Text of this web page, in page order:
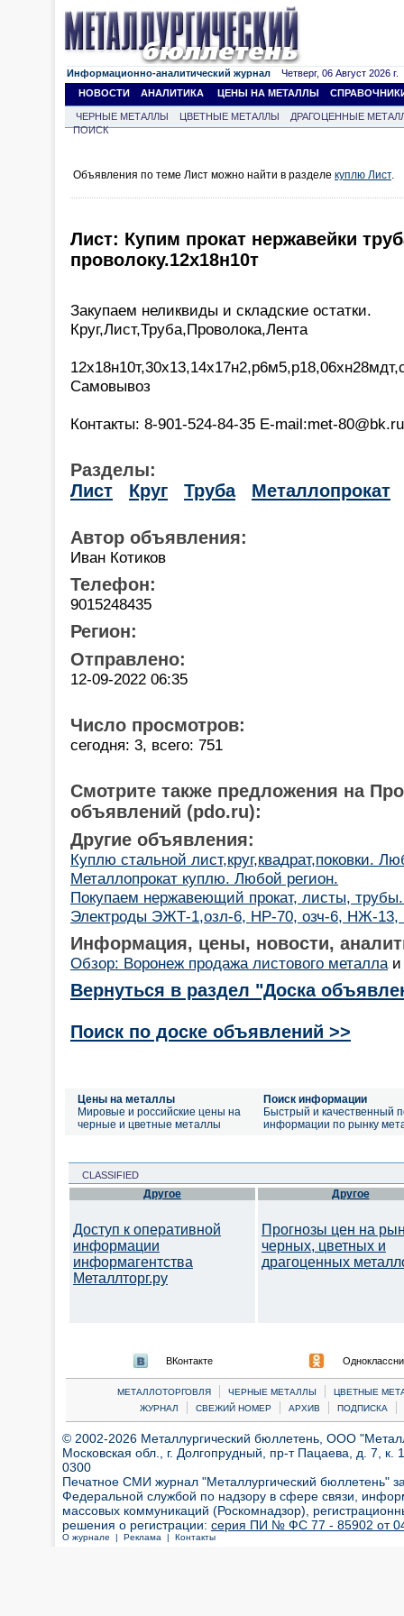
Информационно-аналитический журнал Четверг, 06 Август 2026 г.
НОВОСТИ
АНАЛИТИКА ЦЕНЫ НА МЕТАЛЛЫ
ЧЕРНЫЕ МЕТАЛЛЫ ЦВЕТНЫЕ МЕТАЛЛЫ
ДРАГОЦЕННЫЕ
ПОИСК
Объявления по теме Лист можно найти в разделе куплю Лист.
Лист: Купим прокат нержавейки
проволоку.12х18н10т
Закупаем неликвиды и складские остатки.
Круг,Лист,Труба,Проволока,Лента
Самовывоз
Контакты: 8-901-524-84-35 E-mail:met-80@bk.ru
Разделы:
Лист
Круг Труба Металлопрокат
Автор объявления:
Иван Котиков
Телефон:
9015248435
Регион:
Отправлено:
12-09-2022 06:35
Число просмотров:
сегодня: 3, всего: 751
Смотрите также предложения на
объявлений (pdo.ru):
Другие объявления:
Куплю стальной лист,круг,квадрат,поковки.
Металлопрокат куплю. Любой регион.
Покупаем нержавеющий прокат, листы,
Электроды ЭЖТ-1,озл-6, НР-70, озч-6, НЖ-
Информация, цены, новости,
Обзор: Воронеж продажа листового металла
Вернуться в раздел "Доска
Поиск по доске объявлений >>
Цены на металлы
Мировые и российские цены на
черные и цветные металлы
Поиск информации
Быстрый и качественный
информации по рынку
CLASSIFIED
Другое
Доступ к оперативной
информации
информагентства
Металлторг.ру
Другое
Прогнозы цен на
черных, цветных и
драгоценных
ВКонтакте
МЕТАЛЛОТОРГОВЛЯ | ЧЕРНЫЕ МЕТАЛЛЫ |
ЦВЕТНЫЕ
ЖУРНАЛ
| СВЕЖИЙ НОМЕР | АРХИВ | ПОДПИСКА |
© 2002-2026 Металлургический бюллетень, ООО
Московская обл., г. Долгопрудный, пр-т Пацаева, д. 7,
0300
Печатное СМИ журнал "Металлургический бюллетень"
Федеральной службой по надзору в сфере связи,
массовых коммуникаций (Роскомнадзор),
решения о регистрации: серия ПИ № ФС 77 - 85902 от 04
О журнале | Реклама | Контакты